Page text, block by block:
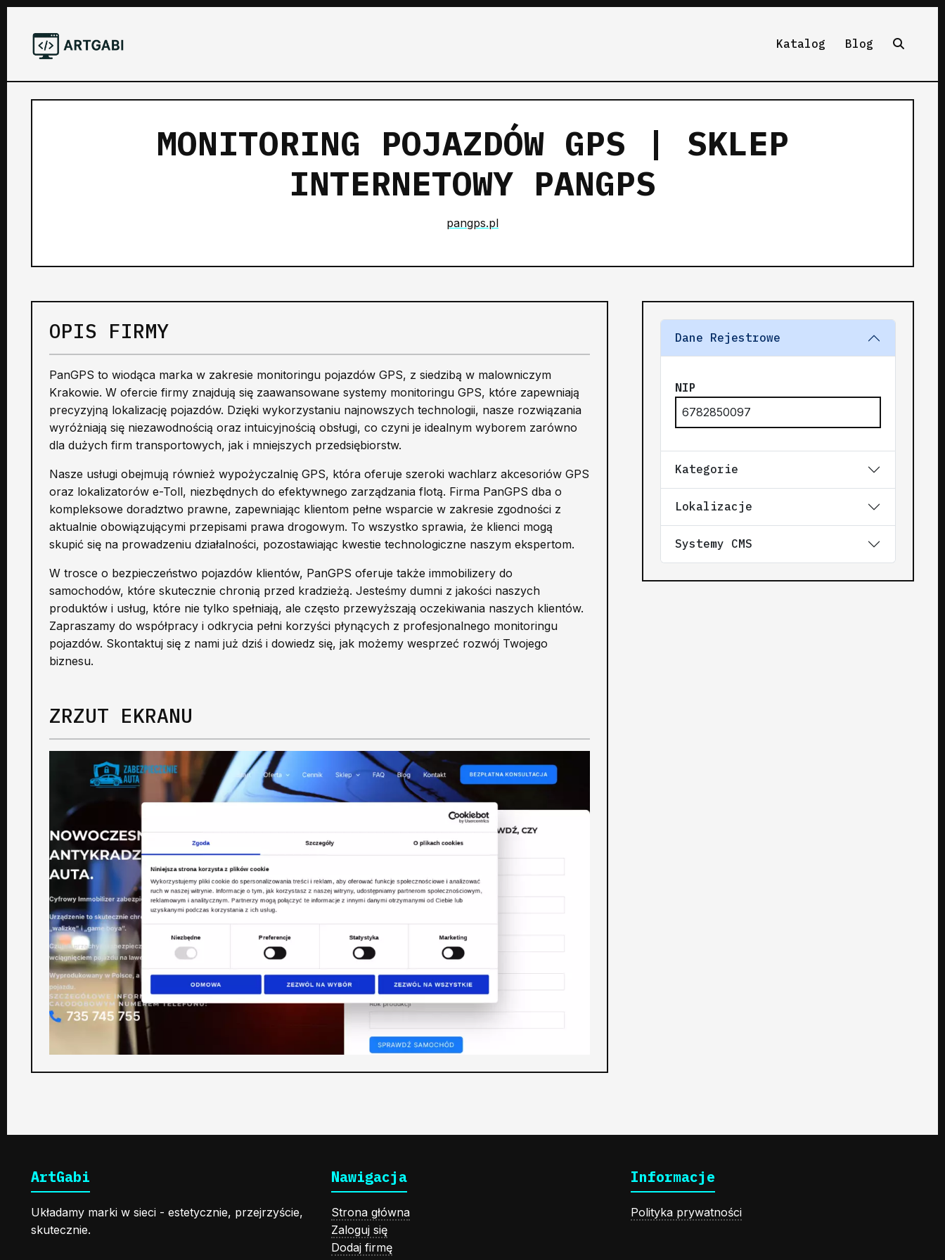
Katalog Blog
MONITORING POJAZDÓW GPS | SKLEP
INTERNETOWY PANGPS
pangps.pl
OPIS FIRMY
PanGPS to wiodąca marka w zakresie monitoringu pojazdów GPS, z siedzibą w malowniczym
Krakowie. W ofercie firmy znajdują się zaawansowane systemy monitoringu GPS, które zapewniają
precyzyjną lokalizację pojazdów. Dzięki wykorzystaniu najnowszych technologii, nasze rozwiązania
wyróżniają się niezawodnością oraz intuicyjnością obsługi, co czyni je idealnym wyborem zarówno
dla dużych firm transportowych, jak i mniejszych przedsiębiorstw.
Nasze usługi obejmują również wypożyczalnię GPS, która oferuje szeroki wachlarz akcesoriów GPS
oraz lokalizatorów e-Toll, niezbędnych do efektywnego zarządzania flotą. Firma PanGPS dba o
kompleksowe doradztwo prawne, zapewniając klientom pełne wsparcie w zakresie zgodności z
aktualnie obowiązującymi przepisami prawa drogowym. To wszystko sprawia, że klienci mogą
skupić się na prowadzeniu działalności, pozostawiając kwestie technologiczne naszym ekspertom.
W trosce o bezpieczeństwo pojazdów klientów, PanGPS oferuje także immobilizery do
samochodów, które skutecznie chronią przed kradzieżą. Jesteśmy dumni z jakości naszych
produktów i usług, które nie tylko spełniają, ale często przewyższają oczekiwania naszych klientów.
Zapraszamy do współpracy i odkrycia pełni korzyści płynących z profesjonalnego monitoringu
pojazdów. Skontaktuj się z nami już dziś i dowiedz się, jak możemy wesprzeć rozwój Twojego
biznesu.
ZRZUT EKRANU
Dane Rejestrowe
NIP
6782850097
Kategorie
Lokalizacje
Systemy CMS
ArtGabi
Układamy marki w sieci - estetycznie, przejrzyście,
skutecznie.
Nawigacja
Strona główna
Zaloguj się
Dodaj firmę
Informacje
Polityka prywatności